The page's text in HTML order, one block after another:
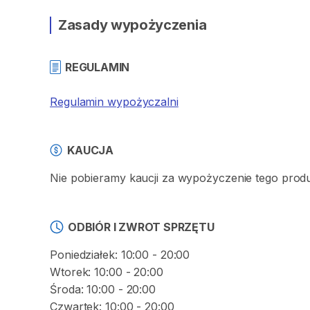
Zasady wypożyczenia
REGULAMIN
Regulamin wypożyczalni
KAUCJA
Nie pobieramy kaucji za wypożyczenie tego
ODBIÓR I ZWROT SPRZĘTU
Poniedziałek: 10:00 - 20:00
Wtorek: 10:00 - 20:00
Środa: 10:00 - 20:00
Czwartek: 10:00 - 20:00